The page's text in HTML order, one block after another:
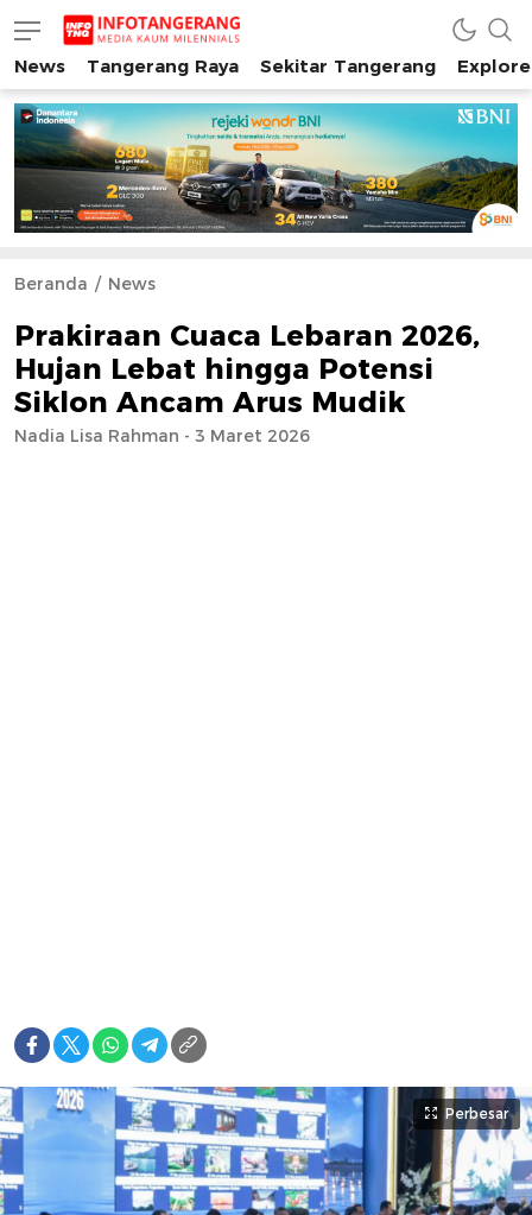
INFO TANGERANG
Media Kaum Millenials Tangerang Raya
News Tangerang Raya Sekitar Tangerang
Beranda News
Prakiraan Cuaca Lebaran 2026,
Hujan Lebat hingga Potensi
Siklon Ancam Arus Mudik
Nadia Lisa Rahman - 3 Maret 2026
Perbesar